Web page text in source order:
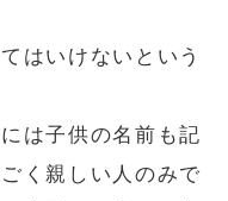
はいけないという
は子供の名前も記
く親しい人のみで